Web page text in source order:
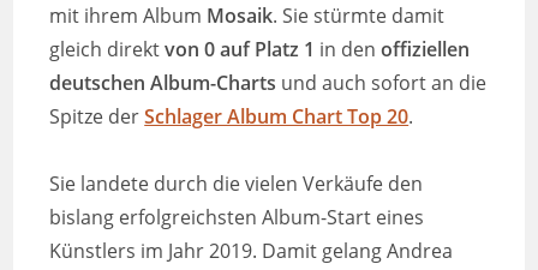
mit ihrem Album Mosaik. Sie stürmte damit
gleich direktvon 0 auf Platz 1 in denoffiziellen
deutschen Album-Charts und auch sofort an die
Spitze derSchlager Album Chart Top 20.
Sie landete durch die vielen Verkäufe den
bislang erfolgreichsten Album-Start eines
Künstlers im Jahr 2019. Damit gelang Andrea